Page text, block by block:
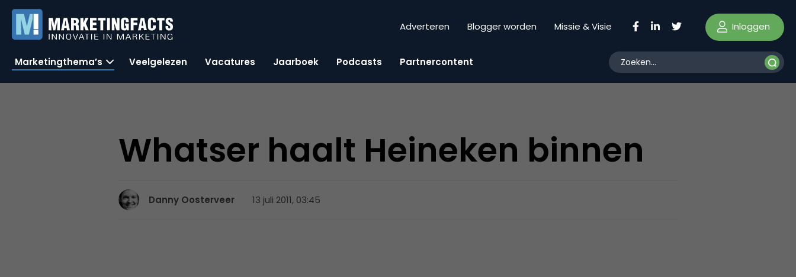
Adverteren Blogger worden Missie & Visie Inloggen
Marketingthema’s Veelgelezen Vacatures Jaarboek Podcasts Partnercontent
Whatser haalt Heineken binnen
Danny Oosterveer 13 juli 2011, 03:45